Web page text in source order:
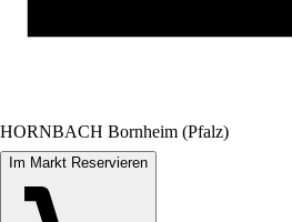
HORNBACH Bornheim (Pfalz)
Im Markt Reservieren